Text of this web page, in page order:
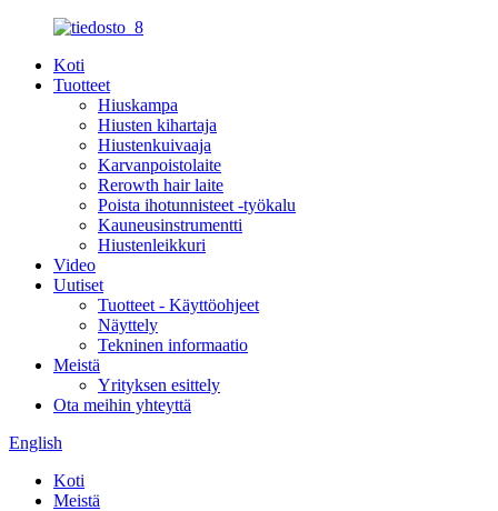
Koti
Tuotteet
Hiuskampa
Hiusten kihartaja
Hiustenkuivaaja
Karvanpoistolaite
Rerowth hair laite
Poista ihotunnisteet -työkalu
Kauneusinstrumentti
Hiustenleikkuri
Video
Uutiset
Tuotteet - Käyttöohjeet
Näyttely
Tekninen informaatio
Meistä
Yrityksen esittely
Ota meihin yhteyttä
English
Koti
Meistä